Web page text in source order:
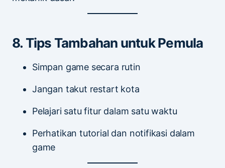
8. Tips Tambahan untuk Pemula
Simpan game secara rutin
Jangan takut restart kota
Pelajari satu fitur dalam satu waktu
Perhatikan tutorial dan notifikasi dalam
game